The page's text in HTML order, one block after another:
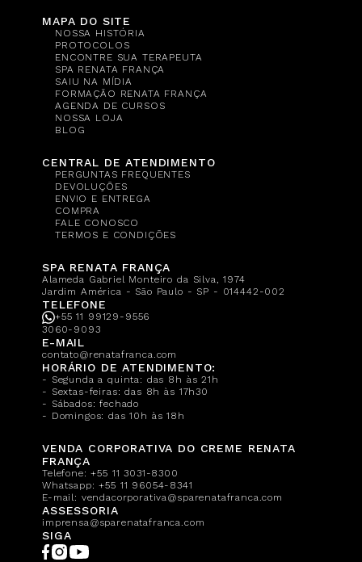
MAPA DO SITE
NOSSA HISTÓRIA
PROTOCOLOS
ENCONTRE SUA TERAPEUTA
SPA RENATA FRANÇA
SAIU NA MÍDIA
FORMAÇÃO RENATA FRANÇA
AGENDA DE CURSOS
NOSSA LOJA
BLOG
CENTRAL DE ATENDIMENTO
PERGUNTAS FREQUENTES
DEVOLUÇÕES
ENVIO E ENTREGA
COMPRA
FALE CONOSCO
TERMOS E CONDIÇÕES
SPA RENATA FRANÇA
Alameda Gabriel Monteiro da Silva, 1974
Jardim América - São Paulo - SP - 014442-002
TELEFONE
+55 11 99129-9556
3060-9093
E-MAIL
contato@renatafranca.com
HORÁRIO DE ATENDIMENTO:
- Segunda a quinta: das 8h às 21h
- Sextas-feiras: das 8h às 17h30
- Sábados: fechado
- Domingos: das 10h às 18h
VENDA CORPORATIVA DO CREME RENATA
FRANÇA
Telefone:+55 11 3031-8300
Whatsapp:+55 11 96054-8341
E-mail: vendacorporativa@sparenatafranca.com
ASSESSORIA
imprensa@sparenatafranca.com
SIGA